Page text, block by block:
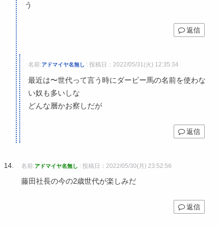
う
返信
名前:アドマイヤ名無し : 投稿日：2022/05/31(火) 12:35:34
最近は〜世代って言う時にダービー馬の名前を使わな
い奴も多いしな
どんな層かお察しだが
返信
名前:アドマイヤ名無し : 投稿日：2022/05/30(月) 23:52:56
藤田社長の今の2歳世代が楽しみだ
返信